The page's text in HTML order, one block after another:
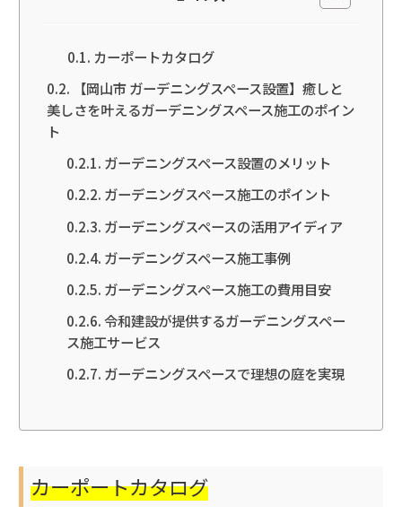
カーポートカタログ
【岡山市 ガーデニングスペース設置】癒しと
美しさを叶えるガーデニングスペース施工のポイン
ト
ガーデニングスペース設置のメリット
ガーデニングスペース施工のポイント
ガーデニングスペースの活用アイディア
ガーデニングスペース施工事例
ガーデニングスペース施工の費用目安
令和建設が提供するガーデニングスペー
ス施工サービス
ガーデニングスペースで理想の庭を実現
カーポートカタログ